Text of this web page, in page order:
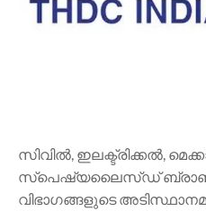
സിവിൽ, ഇലക്ട്രിക്കൽ,
സ്പെഷ്യലൈസ്ഡ്
വിഭാഗങ്ങളുടെ